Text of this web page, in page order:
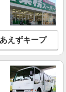
見る
護のプロへ！デ
えずキープ